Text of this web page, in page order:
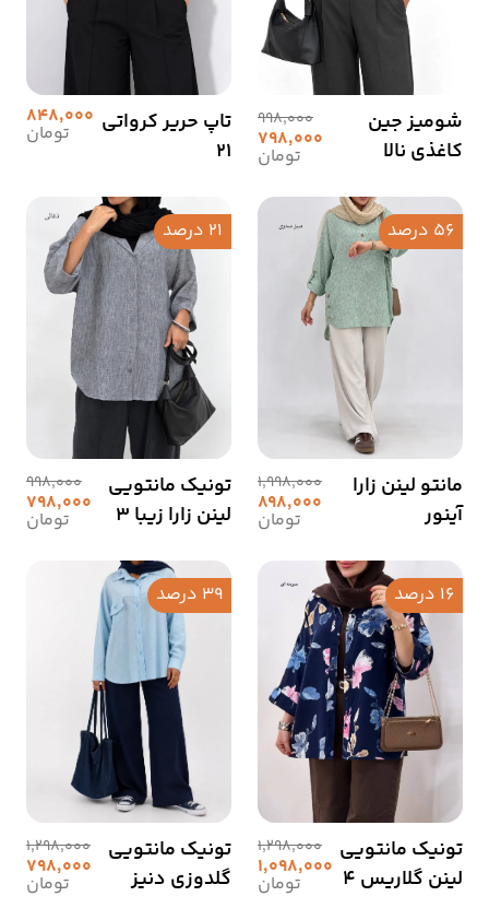
شومیز جین
کاغذی نالا
998,000
798,000
تومان
تاپ حریر کرواتی
21
848,000
تومان
56 درصد
مانتو لینن زارا
آینور
1,998,000
898,000
تومان
21 درصد
تونیک مانتویی
لینن زارا زیبا 3
998,000
798,000
تومان
16 درصد
تونیک مانتویی
لینن گلاریس 4
1,298,000
1,098,000
تومان
39 درصد
تونیک مانتویی
گلدوزی دنیز
1,298,000
798,000
تومان